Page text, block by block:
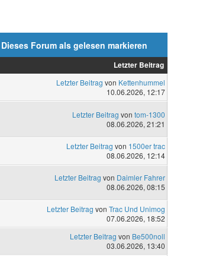
Dieses Forum als gelesen markieren
Letzter Beitrag
Letzter Beitrag von Kettenhummel
10.06.2026, 12:17
Letzter Beitrag von tom-1300
08.06.2026, 21:21
Letzter Beitrag von 1500er trac
08.06.2026, 12:14
Letzter Beitrag von Daimler Fahrer
08.06.2026, 08:15
Letzter Beitrag von Trac Und Unimog
07.06.2026, 18:52
Letzter Beitrag von Be500noll
03.06.2026, 13:40